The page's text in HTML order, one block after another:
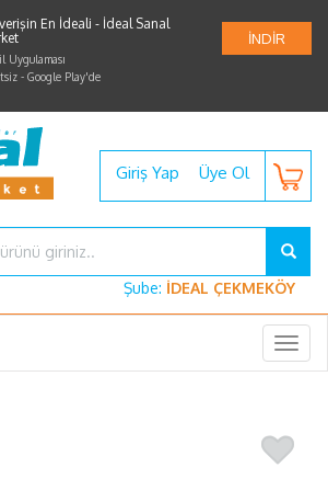
En İdeali - İdeal Sanal
Uygulaması
- Google Play'de
İNDİR
Giriş Yap Üye Ol
Şube: İDEAL ÇEKMEKÖY